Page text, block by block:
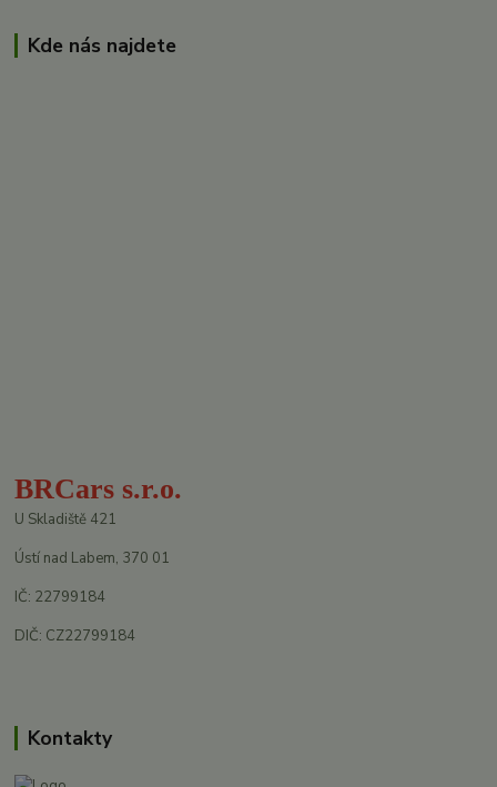
Kde nás najdete
BRCars s.r.o.
U Skladiště 421
Ústí nad Labem, 370 01
IČ: 22799184
DIČ: CZ22799184
Kontakty